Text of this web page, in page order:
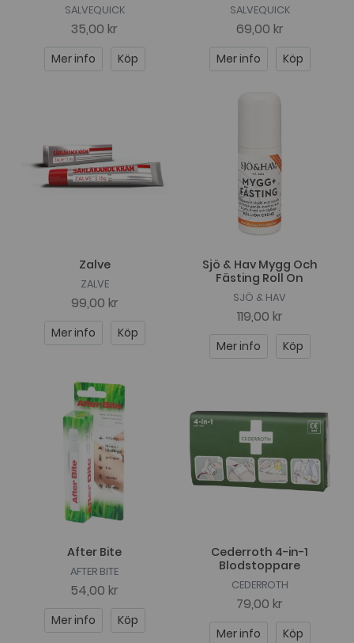
SALVEQUICK
35,00 kr
Mer info Köp
SALVEQUICK
69,00 kr
Mer info Köp
Zalve
ZALVE
99,00 kr
Mer info Köp
Sjö & Hav Mygg Och
Fästing Roll On
SJÖ & HAV
119,00 kr
Mer info Köp
After Bite
AFTER BITE
54,00 kr
Mer info Köp
Cederroth 4-in-1
Blodstoppare
CEDERROTH
79,00 kr
Mer info Köp